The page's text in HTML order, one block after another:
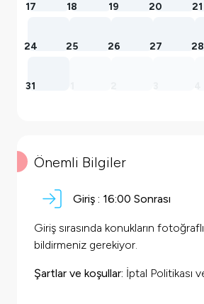
17 18 19 20 21
24 25 26 27 28
31
Önemli Bilgiler
Giriş : 16:00 Sonrası
Giriş sırasında konukların
bildirmeniz gerekiyor.
Şartlar ve koşullar: İptal Politikası